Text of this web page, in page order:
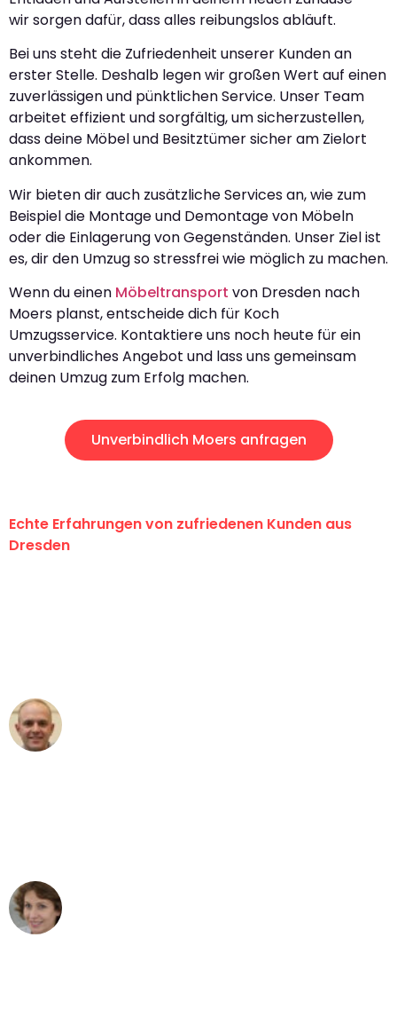
wir sorgen dafür, dass alles reibungslos abläuft.
Bei uns steht die Zufriedenheit unserer Kunden an
erster Stelle. Deshalb legen wir großen Wert auf einen
zuverlässigen und pünktlichen Service. Unser Team
arbeitet effizient und sorgfältig, um sicherzustellen,
dass deine Möbel und Besitztümer sicher am Zielort
ankommen.
Wir bieten dir auch zusätzliche Services an, wie zum
Beispiel die Montage und Demontage von Möbeln
oder die Einlagerung von Gegenständen. Unser Ziel ist
es, dir den Umzug so stressfrei wie möglich zu machen.
Wenn du einen Möbeltransport von Dresden nach
Moers planst, entscheide dich für Koch
Umzugsservice. Kontaktiere uns noch heute für ein
unverbindliches Angebot und lass uns gemeinsam
deinen Umzug zum Erfolg machen.
Unverbindlich Moers anfragen
Echte Erfahrungen von zufriedenen Kunden aus
Dresden